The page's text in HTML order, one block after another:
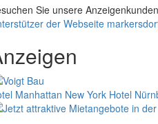
Sie unsere
der Webseite
Manhattan New York Hotel